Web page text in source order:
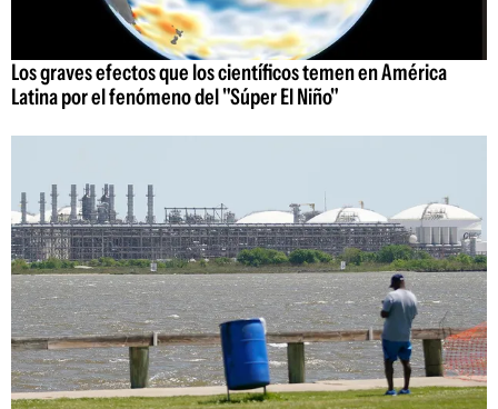
Los graves efectos que los científicos temen en América
Latina por el fenómeno del "Súper El Niño"